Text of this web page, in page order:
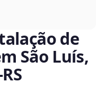
de
São Luís,